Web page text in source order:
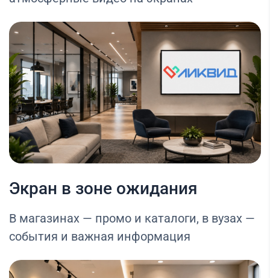
Экран в зоне ожидания
В магазинах — промо и каталоги, в вузах —
события и важная информация